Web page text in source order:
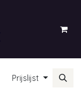
Prijslijst